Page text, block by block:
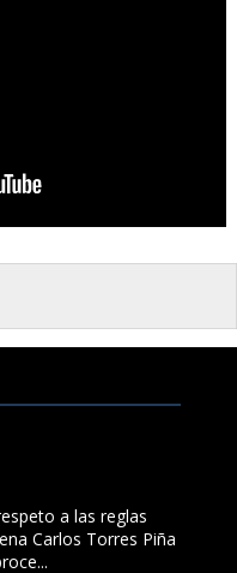
a las reglas
Carlos Torres Piña